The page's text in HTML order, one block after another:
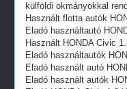
külföldi okmányokkal
Használt flotta autók
Eladó használtautó
Használt HONDA Civic
Eladó használtautók
Eladó használt autó
Eladó használt autók